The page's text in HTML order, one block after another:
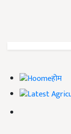
होम